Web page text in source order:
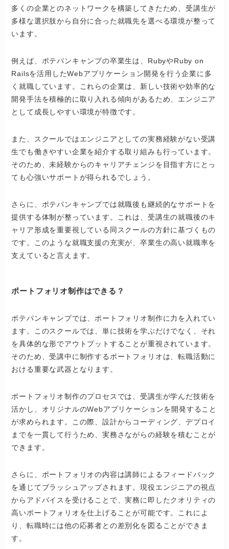
多くの企業とのネットワークを構築してきたため、受講生が
多様な選択肢から自分に合った就職先を選べる環境が整って
います。
例えば、ポテパンキャンプの卒業生は、RubyやRuby on
Railsを活用したWebアプリケーション開発を行う企業に多
く就職しています。これらの企業は、新しい技術や効率的な
開発手法を積極的に取り入れる傾向があるため、エンジニア
として成長しやすい環境が特徴です。
また、スクールではエンジニアとしての実務経験がない受講
生でも働きやすい企業を紹介する取り組みも行っています。
そのため、未経験からのキャリアチェンジを目指す方にとっ
ても心強いサポートが得られるでしょう。
さらに、ポテパンキャンプでは就職後も継続的なサポートを
提供する体制が整っています。これは、受講生の就職後のキ
ャリア形成を重要視している同スクールの方針に基づくもの
です。このような就職支援の充実が、卒業生の高い就職率を
支えていると言えます。
ポートフォリオ制作はできる？
ポテパンキャンプでは、ポートフォリオ制作に力を入れてい
ます。このスクールでは、単に技術を学ぶだけでなく、それ
を具体的な形でアウトプットすることが重視されています。
そのため、受講中に制作するポートフォリオは、転職活動に
おける重要な武器となります。
ポートフォリオ制作のプロセスでは、受講生が学んだ技術を
活かし、オリジナルのWebアプリケーションを開発すること
が求められます。この際、設計からコーディング、デプロイ
までを一貫して行うため、実務さながらの経験を積むことが
できます。
さらに、ポートフォリオの内容は講師によるフィードバック
を通じてブラッシュアップされます。現役エンジニアの視点
からアドバイスを受けることで、実務に即したクオリティの
高いポートフォリオを仕上げることが可能です。これによ
り、転職時には他の応募者との差別化を図ることができま
す。